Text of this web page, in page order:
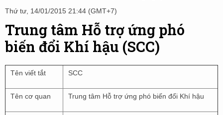
Thứ tư, 14/01/2015 21:44 (GMT+7)
Trung tâm Hỗ trợ ứng phó
biến đổi Khí hậu (SCC)
Tên viết tắt SCC
Tên cơ quan Trung tâm Hỗ trợ ứng phó biến đổi Khí hậu